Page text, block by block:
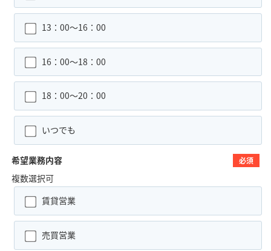
13：00～16：00
16：00～18：00
18：00～20：00
いつでも
希望業務内容 必須
複数選択可
賃貸営業
売買営業